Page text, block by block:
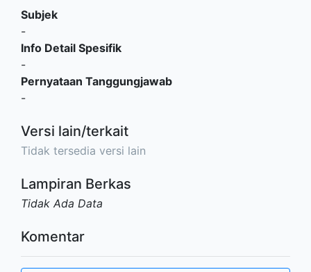
Subjek
-
Info Detail Spesifik
-
Pernyataan Tanggungjawab
-
Versi lain/terkait
Tidak tersedia versi lain
Lampiran Berkas
Tidak Ada Data
Komentar